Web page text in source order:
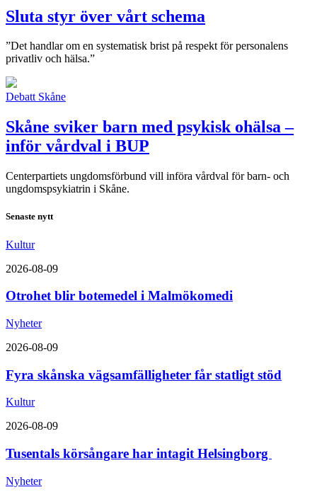
Sluta styr över vårt schema
”Det handlar om en systematisk brist på respekt för personalens
privatliv och hälsa.”
Debatt Skåne
Skåne sviker barn med psykisk ohälsa –
inför vårdval i BUP
Centerpartiets ungdomsförbund vill införa vårdval för barn- och
ungdomspsykiatrin i Skåne.
Senaste nytt
Kultur
2026-08-09
Otrohet blir botemedel i Malmökomedi
Nyheter
2026-08-09
Fyra skånska vägsamfälligheter får statligt stöd
Kultur
2026-08-09
Tusentals körsångare har intagit Helsingborg
Nyheter